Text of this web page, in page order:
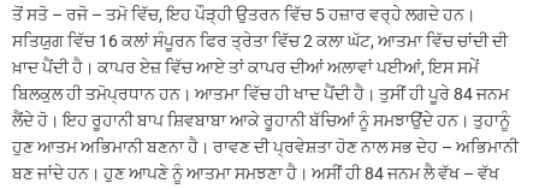
ਤੋਂ ਸਤੋ – ਰਜੋ – ਤਮੋ ਵਿੱਚ, ਇਹ ਪੌੜ੍ਹੀ ਉਤਰਨ ਵਿੱਚ 5 ਹਜ਼ਾਰ ਵਰ੍ਹੇ ਲਗਦੇ ਹਨ।
ਸਤਿਯੁਗ ਵਿੱਚ 16 ਕਲਾਂ ਸੰਪੂਰਨ ਫਿਰ ਤ੍ਰੇਤਾ ਵਿੱਚ 2 ਕਲਾ ਘੱਟ, ਆਤਮਾ ਵਿੱਚ ਚਾਂਦੀ ਦੀ
ਖ਼ਾਦ ਪੈਂਦੀ ਹੈ। ਕਾਪਰ ਏਜ਼ ਵਿੱਚ ਆਏ ਤਾਂ ਕਾਪਰ ਦੀਆਂ ਅਲਾਵਾਂ ਪਈਆਂ, ਇਸ ਸਮੇਂ
ਬਿਲਕੁਲ ਹੀ ਤਮੋਪ੍ਰਧਾਨ ਹਨ। ਆਤਮਾ ਵਿੱਚ ਹੀ ਖਾਦ ਪੈਂਦੀ ਹੈ। ਤੁਸੀਂ ਹੀ ਪੂਰੇ 84 ਜਨਮ
ਲੈਂਦੇ ਹੋ। ਇਹ ਰੂਹਾਨੀ ਬਾਪ ਸ਼ਿਵਬਾਬਾ ਆਕੇ ਰੂਹਾਨੀ ਬੱਚਿਆਂ ਨੂੰ ਸਮਝਾਉਂਦੇ ਹਨ। ਤੁਹਾਨੂੰ
ਹੁਣ ਆਤਮ ਅਭਿਮਾਨੀ ਬਣਨਾ ਹੈ। ਰਾਵਣ ਦੀ ਪ੍ਰਵੇਸ਼ਤਾ ਹੋਣ ਨਾਲ ਸਭ ਦੇਹ – ਅਭਿਮਾਨੀ
ਬਣ ਜਾਂਦੇ ਹਨ। ਹੁਣ ਆਪਣੇ ਨੂੰ ਆਤਮਾ ਸਮਝਣਾ ਹੈ। ਅਸੀਂ ਹੀ 84 ਜਨਮ ਲੈ ਵੱਖ – ਵੱਖ